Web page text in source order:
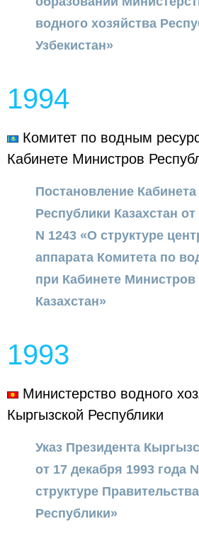
водного хозяйства
Узбекистан»
1994
Комитет по водным
Кабинете Министров
Постановление
Республики Казахстан
N 1243 «О структуре
аппарата Комитета по
при Кабинете Министров
Казахстан»
1993
Министерство водного
Кыргызской Республики
Указ Президента
от 17 декабря 1993 года
структуре
Республики»